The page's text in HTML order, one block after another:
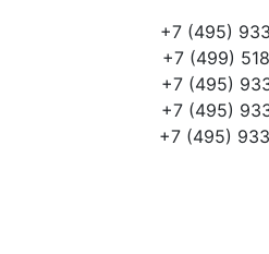
+7 (495)
+7 (499)
+7 (495)
+7 (495)
+7 (495)